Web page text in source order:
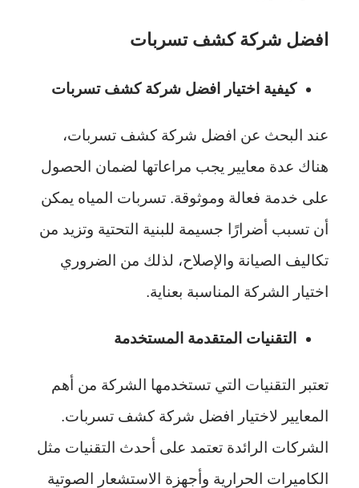
افضل شركة كشف تسربات
كيفية اختيار افضل شركة كشف تسربات
عند البحث عن افضل شركة كشف تسربات،
هناك عدة معايير يجب مراعاتها لضمان الحصول
على خدمة فعالة وموثوقة. تسربات المياه يمكن
أن تسبب أضرارًا جسيمة للبنية التحتية وتزيد من
تكاليف الصيانة والإصلاح، لذلك من الضروري
اختيار الشركة المناسبة بعناية.
التقنيات المتقدمة المستخدمة
تعتبر التقنيات التي تستخدمها الشركة من أهم
المعايير لاختيار افضل شركة كشف تسربات.
الشركات الرائدة تعتمد على أحدث التقنيات مثل
الكاميرات الحرارية وأجهزة الاستشعار الصوتية